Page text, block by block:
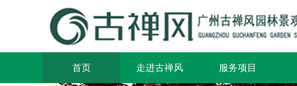
首页 走进古禅风 服务项目